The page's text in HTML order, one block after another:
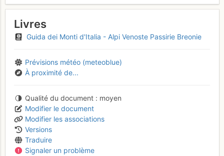
Livres
Guida dei Monti d'Italia - Alpi Venoste Passirie Breonie
Prévisions météo (meteoblue)
À proximité de...
Qualité du document
moyen
Modifier le document
Modifier les associations
Versions
Traduire
Signaler un problème